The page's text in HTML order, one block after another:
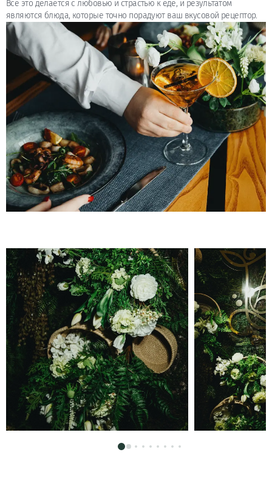
Все это делается с любовью и страстью к еде, и результатом
являются блюда, которые точно порадуют ваш вкусовой рецептор.